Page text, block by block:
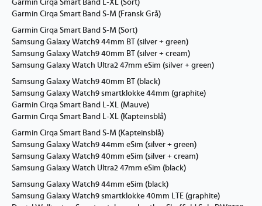
Garmin Cirqa Smart Band L-XL (Sort)
Garmin Cirqa Smart Band S-M (Fransk Grå)
Garmin Cirqa Smart Band S-M (Sort)
Samsung Galaxy Watch9 44mm BT (silver + green)
Samsung Galaxy Watch9 40mm BT (silver + cream)
Samsung Galaxy Watch Ultra2 47mm eSim (silver + green)
Samsung Galaxy Watch9 40mm BT (black)
Samsung Galaxy Watch9 smartklokke 44mm (graphite)
Garmin Cirqa Smart Band L-XL (Mauve)
Garmin Cirqa Smart Band L-XL (Kapteinsblå)
Garmin Cirqa Smart Band S-M (Kapteinsblå)
Samsung Galaxy Watch9 44mm eSim (silver + green)
Samsung Galaxy Watch9 40mm eSim (silver + cream)
Samsung Galaxy Watch Ultra2 47mm eSim (black)
Samsung Galaxy Watch9 44mm eSim (black)
Samsung Galaxy Watch9 smartklokke 40mm LTE (graphite)